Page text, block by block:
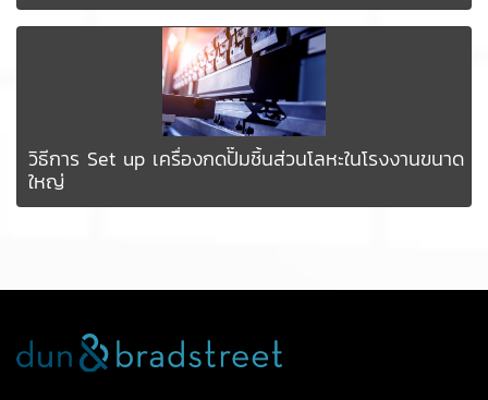
วิธีการ Set up เครื่องกดปั๊มชิ้นส่วนโลหะในโรงงานขนาด
ใหญ่